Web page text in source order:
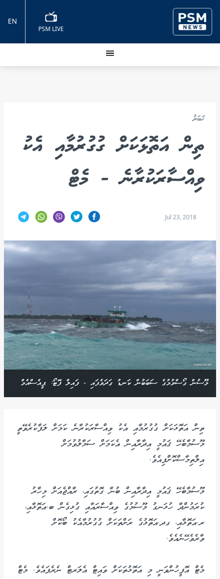
PSM LIVE
EN
ޚަބަރު
ތިން އަތޮޅަކަށް ގުގުރުމާއި އެކު
ވިއްސާރަކުރާނެ - މެޓް
Jul 23, 2018
މޫސުން ގޯސްވުމުގެ ސަބަބުން ކަނޑު ގަދަވެފައި - ފައިލް ފޮޓޯ: ޕީއެސްއެމް
ތިން އަތޮޅަކަށް ގުގުރުމާއި އެކު ވިއްސާރަކުރާނެ ކަމަށް ލަފާކުރެވޭތީ
މޫސުމާބެހޭ ޤައުމީ އިދާރާއިން އެކަމަށް ސަމާލުވުމަށް
އިލްތިމާސްކޮށްފިއެވެ.
މޫސުމާބެހޭ ޤައުމީ އިދާރާއިން ބުނާ ގޮތުގައި، ރާއްޖެއަށް މިހާރު
ކުރަމުންދާ ހުޅަނގު މޫސުމުގެ ވިއްސާރައާއި ގުޅިގެން ބ.އަތޮޅާއި،
ރ.އަތޮޅާއި، ގދ.އަތޮޅުގެ ރަށްތަކަށް ގުގުރުމާއެކު ބޯކޮށް
ވާރެވެހޭނެއެވެ.
މެޓް އޮފީހުންވަނީ މި އަތޮޅުތަކަށް ވައިޓް އެލަރޓް ނެރެފައެވެ. މެޓް